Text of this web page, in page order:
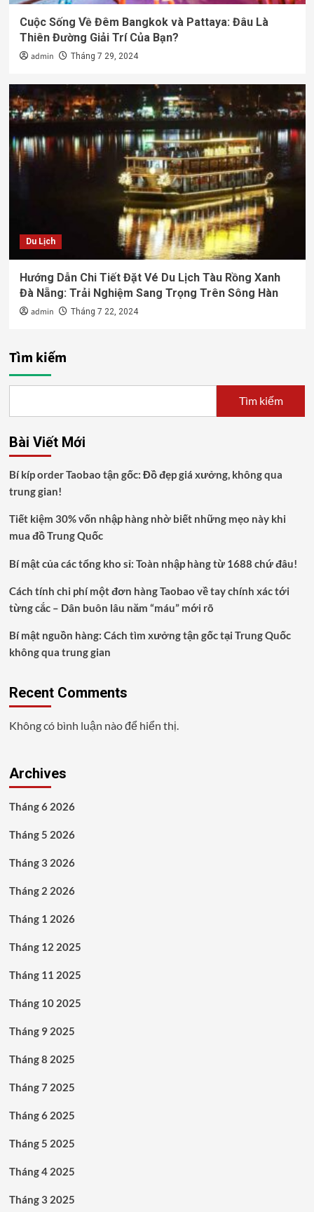
Cuộc Sống Về Đêm Bangkok và Pattaya: Đâu Là
Thiên Đường Giải Trí Của Bạn?
admin Tháng 7 29, 2024
Du Lịch
Hướng Dẫn Chi Tiết Đặt Vé Du Lịch Tàu Rồng Xanh
Đà Nẵng: Trải Nghiệm Sang Trọng Trên Sông Hàn
admin Tháng 7 22, 2024
Tìm kiếm
Tìm kiếm
Bài Viết Mới
Bí kíp order Taobao tận gốc: Đồ đẹp giá xưởng, không qua
trung gian!
Tiết kiệm 30% vốn nhập hàng nhờ biết những mẹo này khi
mua đồ Trung Quốc
Bí mật của các tổng kho sỉ: Toàn nhập hàng từ 1688 chứ đâu!
Cách tính chi phí một đơn hàng Taobao về tay chính xác tới
từng cắc – Dân buôn lâu năm “máu” mới rõ
Bí mật nguồn hàng: Cách tìm xưởng tận gốc tại Trung Quốc
không qua trung gian
Recent Comments
Không có bình luận nào để hiển thị.
Archives
Tháng 6 2026
Tháng 5 2026
Tháng 3 2026
Tháng 2 2026
Tháng 1 2026
Tháng 12 2025
Tháng 11 2025
Tháng 10 2025
Tháng 9 2025
Tháng 8 2025
Tháng 7 2025
Tháng 6 2025
Tháng 5 2025
Tháng 4 2025
Tháng 3 2025